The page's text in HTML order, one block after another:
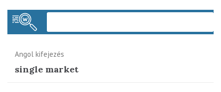
Angol kifejezés
single market